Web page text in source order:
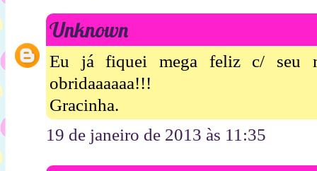
Unknown
Eu já fiquei mega feliz c/ seu
obridaaaaaa!!!
Gracinha.
19 de janeiro de 2013 às 11:35